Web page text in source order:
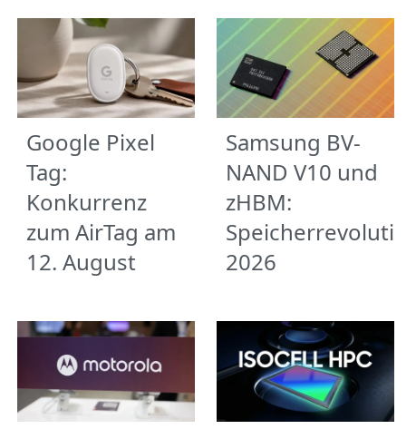
Google Pixel
Tag:
Konkurrenz
zum AirTag am
12. August
Samsung BV-
NAND V10 und
zHBM:
2026